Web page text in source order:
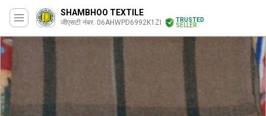
SHAMBHOO TEXTILE
जीएसटी नंबर. 06AHWPD6992K1ZI
TRUSTED
SELLER